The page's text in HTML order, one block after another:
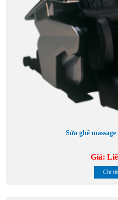
Sửa ghế
Giá:
Chi